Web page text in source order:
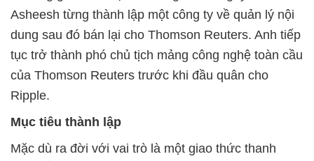
Asheesh từng thành lập một công ty về quản lý nội
dung sau đó bán lại cho Thomson Reuters. Anh tiếp
tục trở thành phó chủ tịch mảng công nghệ toàn cầu
của Thomson Reuters trước khi đầu quân cho
Ripple.
Mục tiêu thành lập
Mặc dù ra đời với vai trò là một giao thức thanh